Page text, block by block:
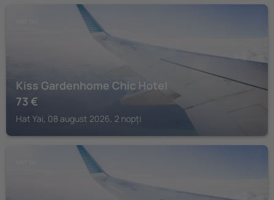
Kiss Gardenhome Chic Hotel
73 €
Hat Yai, 08 august 2026, 2 nopți